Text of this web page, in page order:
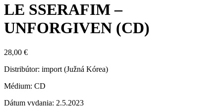
LE SSERAFIM –
UNFORGIVEN (CD)
28,00 €
Distribútor: import (Južná Kórea)
Médium: CD
Dátum vydania: 2.5.2023